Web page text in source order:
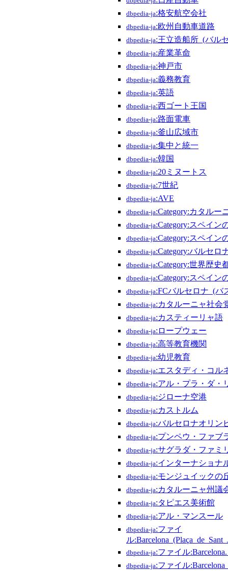
dbpedia-ja:格安航空会社
dbpedia-ja:欧州自動車道路
dbpedia-ja:王立造船所_(バル
dbpedia-ja:産業革命
dbpedia-ja:神戸市
dbpedia-ja:義務教育
dbpedia-ja:英語
dbpedia-ja:西ゴート王国
dbpedia-ja:路面電車
dbpedia-ja:釜山広域市
dbpedia-ja:集中と統一
dbpedia-ja:韓国
dbpedia-ja:20ミヌートス
dbpedia-ja:7世紀
dbpedia-ja:AVE
dbpedia-ja:Category:カタルー
dbpedia-ja:Category:スペイン
dbpedia-ja:Category:スペイン
dbpedia-ja:Category:バルセロ
dbpedia-ja:Category:世界歴史
dbpedia-ja:Category:スペイン
dbpedia-ja:FCバルセロナ_(バ
dbpedia-ja:カタルーニャ社会
dbpedia-ja:カスティーリャ語
dbpedia-ja:ロープウェー
dbpedia-ja:高等教育機関
dbpedia-ja:幼児教育
dbpedia-ja:エスタディ・コル
dbpedia-ja:アル・プラ・ダ・
dbpedia-ja:ジローナ空港
dbpedia-ja:カストルム
dbpedia-ja:バルセロナオリン
dbpedia-ja:プンペウ・ファブ
dbpedia-ja:サグラダ・ファミ
dbpedia-ja:インターナショナ
dbpedia-ja:モンジュイックの
dbpedia-ja:カタルーニャ州議
dbpedia-ja:タピエス美術館
dbpedia-ja:アル・マンスール
dbpedia-ja:ファイ
ル
dbpedia-ja:ファイル
dbpedia-ja:ファイル